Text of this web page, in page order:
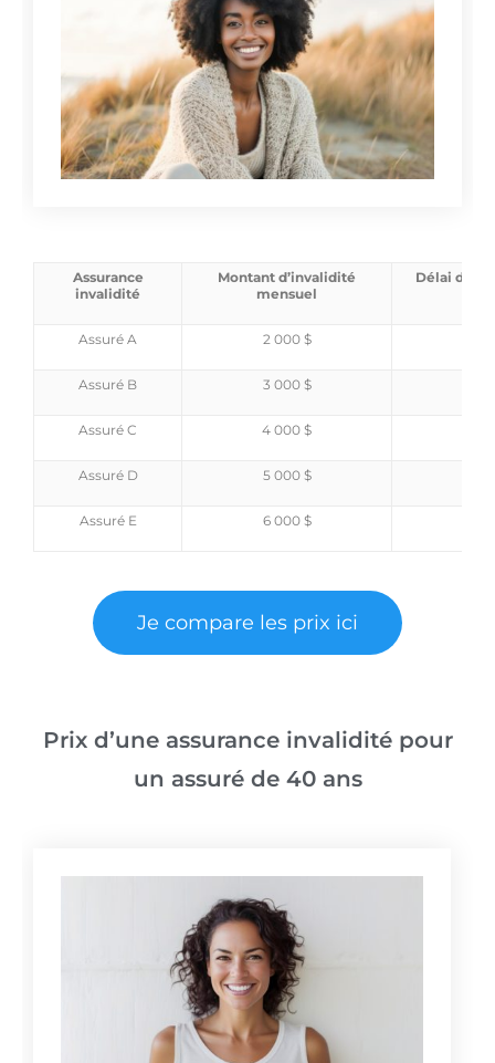
Assurance
invalidité
Montant d’invalidité
mensuel
Délai de
Assuré A 2 000 $
Assuré B 3 000 $
Assuré C 4 000 $
Assuré D 5 000 $
Assuré E 6 000 $
Je compare les prix ici
Prix d’une assurance invalidité pour
un assuré de 40 ans